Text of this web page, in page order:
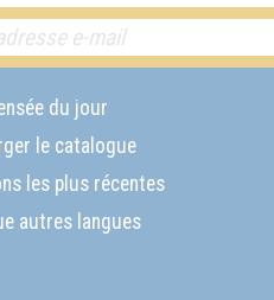
du jour
le catalogue
les plus récentes
autres langues